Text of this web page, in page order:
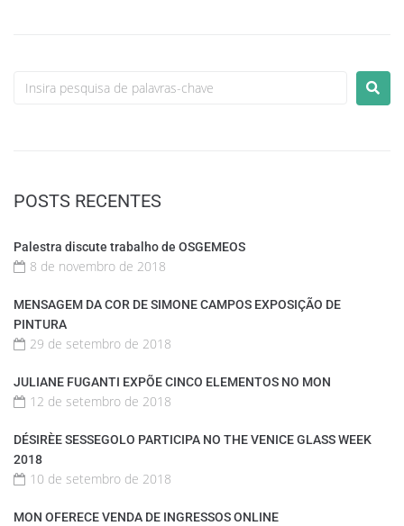
POSTS RECENTES
Palestra discute trabalho de OSGEMEOS
8 de novembro de 2018
MENSAGEM DA COR DE SIMONE CAMPOS EXPOSIÇÃO DE
PINTURA
29 de setembro de 2018
JULIANE FUGANTI EXPÕE CINCO ELEMENTOS NO MON
12 de setembro de 2018
DÉSIRÈE SESSEGOLO PARTICIPA NO THE VENICE GLASS WEEK
2018
10 de setembro de 2018
MON OFERECE VENDA DE INGRESSOS ONLINE